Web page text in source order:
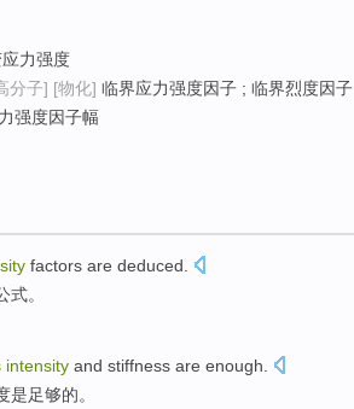
力强度
分子] [物化] 临界应力强度因子 ; 临界烈度因子
强度因子幅
factors are deduced
式。
intensity and stiffness are enough
是足够的。